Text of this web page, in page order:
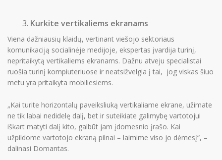
Kurkite vertikaliems ekranams
Viena dažniausių klaidų, vertinant viešojo sektoriaus
komunikaciją socialinėje medijoje, ekspertas įvardija turinį,
nepritaikytą vertikaliems ekranams. Dažnu atveju specialistai
ruošia turinį kompiuteriuose ir neatsižvelgia į tai, jog viskas šiuo
metu yra pritaikyta mobiliesiems.
„Kai turite horizontalų paveiksliuką vertikaliame ekrane, užimate
ne tik labai nedidelę dalį, bet ir suteikiate galimybę vartotojui
iškart matyti dalį kito, galbūt jam įdomesnio įrašo. Kai
užpildome vartotojo ekraną pilnai – laimime viso jo dėmesį“, –
dalinasi Domantas.